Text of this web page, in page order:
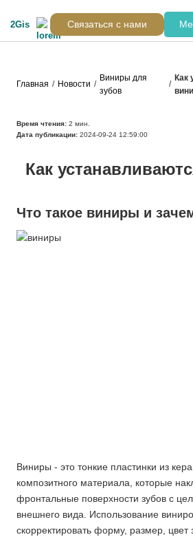
2Gis Связаться с нами
Главная / Новости /
Виниры для
зубов
/
Как
Время чтения: 2 мин.
Дата публикации:2024-09-24 12:59:00
Как
Что такое виниры и
Виниры - это тонкие пластинки из
композитного материала, которые
фронтальные поверхности зубов с
внешнего вида. Использование
скорректировать форму, размер, цвет